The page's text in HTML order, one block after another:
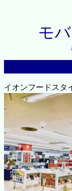
モ
イオンフードスタ